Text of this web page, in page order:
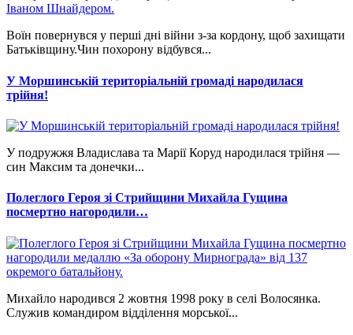
Воїн повернувся у перші дні війни з-за кордону, щоб захищати
Батьківщину.Чин похорону відбувся...
У Моршинській територіальній громаді народилася
трійня!
У подружжя Владислава та Марії Коруд народилася трійня —
син Максим та донечки...
Полеглого Героя зі Стрийщини Михайла Гущина
посмертно нагородили…
Михайло народився 2 жовтня 1998 року в селі Волосянка.
Служив командиром відділення морської...